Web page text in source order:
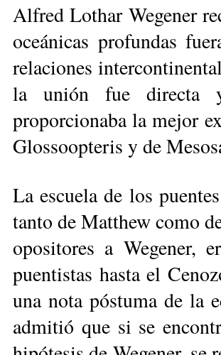
Alfred Lothar Wegener
oceánicas profundas
relaciones
la unión fue directa
proporcionaba la mejor
Glossoopteris y de
La escuela de los
tanto de Matthew como
opositores a Wegener,
puentistas hasta el
una nota póstuma de la
admitió que si se